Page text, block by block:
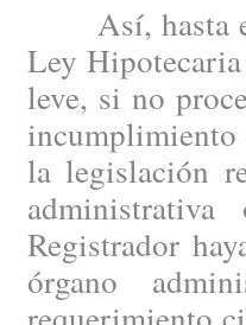
Así, hasta el
Ley
leve, si no
incumplimiento
la legislación
Registrador
órgano